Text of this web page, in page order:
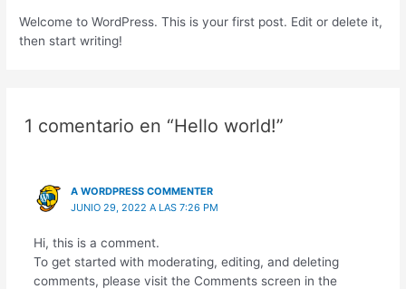
Welcome to WordPress. This is your first post. Edit or delete it,
then start writing!
1 comentario en “Hello world!”
A WORDPRESS COMMENTER
JUNIO 29, 2022 A LAS 7:26 PM
Hi, this is a comment.
To get started with moderating, editing, and deleting
comments, please visit the Comments screen in the